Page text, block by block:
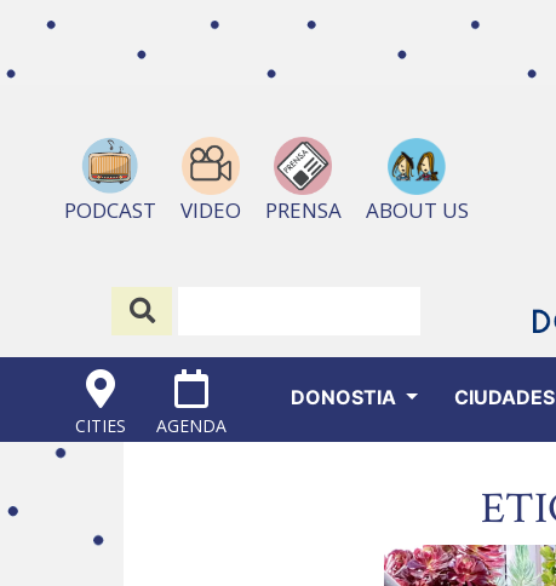
PODCAST VIDEO PRENSA ABOUT US
CITIES AGENDA
DONOSTIA CIUDADES